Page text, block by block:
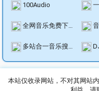
100Audio 一听
全网音乐免费下载,免费mp3歌曲下载,免费在线音乐,myfreemp3音乐-牛五音乐网 音乐
多站合一音乐搜索,音乐在线试听 - Wandhi DJ嗨
本站仅收录网站，不对其网站